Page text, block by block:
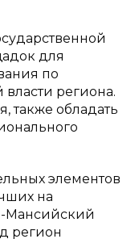
для
по
региона.
обладать
элементов
на
Мансийский
регион